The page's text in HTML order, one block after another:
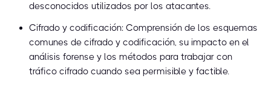
desconocidos utilizados por los atacantes.
Cifrado y codificación: Comprensión de los esquemas
comunes de cifrado y codificación, su impacto en el
análisis forense y los métodos para trabajar con
tráfico cifrado cuando sea permisible y factible.